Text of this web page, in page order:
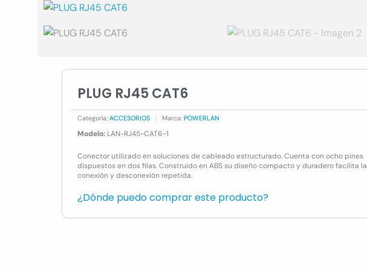
PLUG RJ45 CAT6
Categoría: ACCESORIOS Marca: POWERLAN
Modelo: LAN-RJ45-CAT6-1
Conector utilizado en soluciones de cableado estructurado. Cuenta con ocho pines
dispuestos en dos filas. Construido en ABS su diseño compacto y duradero facilita la
conexión y desconexión repetida.
¿Dónde puedo comprar este producto?